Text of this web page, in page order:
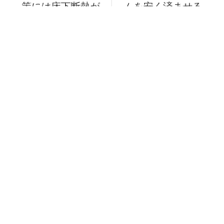
策には床下断熱が
ムを安く済ませる